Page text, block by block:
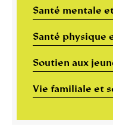
Santé mentale
Santé physique
Soutien aux
Vie familiale et